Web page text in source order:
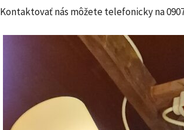
Kontaktovať nás môžete telefonicky na